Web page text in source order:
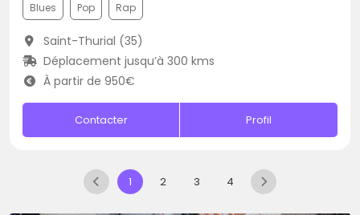
Blues Pop Rap
Saint-Thurial (35)
Déplacement jusqu’à 300 kms
À partir de 950€
Contacter Profil
1 2 3 4